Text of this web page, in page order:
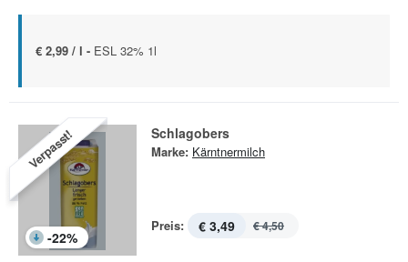
€ 2,99 / l - ESL 32% 1l
Verpasst!
-22%
Schlagobers
Marke: Kärntnermilch
Preis: € 3,49 € 4,50